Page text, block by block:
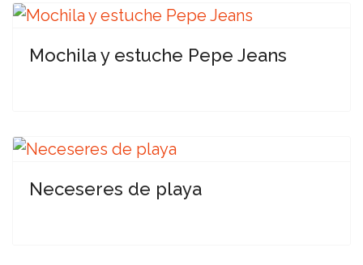
Mochila y estuche Pepe Jeans
Neceseres de playa